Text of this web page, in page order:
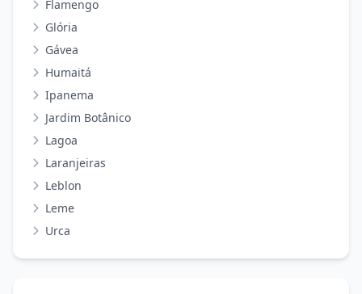
Flamengo
Glória
Gávea
Humaitá
Ipanema
Jardim Botânico
Lagoa
Laranjeiras
Leblon
Leme
Urca